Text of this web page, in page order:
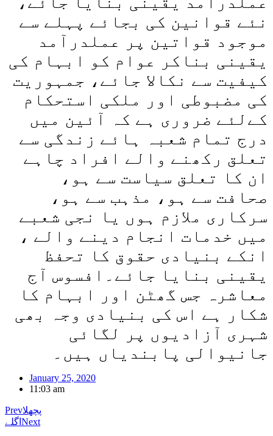
نئے قوانین کی بجائے پہلے سے
موجود قواتین پر عملدرآمد
یقینی بناکر عوام کو ابہام کی
کیفیت سے نکالا جائے، جمہوریت
کی مضبوطی اور ملکی استحکام
کےلئے ضروری ہے کہ آئین میں
درج تمام شعبہ ہائے زندگی سے
تعلق رکھنے والے افراد چاہے
ان کا تعلق سیاست سے ہو،
صحافت سے ہو، مذہب سے ہو،
سرکاری ملازم ہوں یا نجی شعبے
میں خدمات انجام دینے والے ،
انکے بنیادی حقوق کا تحفظ
یقینی بنایا جائے۔افسوس آج
معاشرہ جس گھٹن اور ابہام کا
شکار ہے اس کی بنیادی وجہ بھی
شہری آزادیوں پر لگائی
جانیوالی پابندیاں ہیں۔
January 25, 2020
11:03 am
Prevپچھلا
اگلے Next